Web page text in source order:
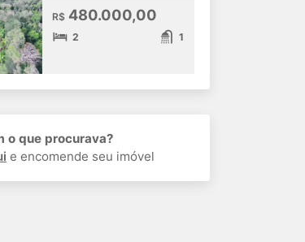
R$480.000,00
2 1
o que procurava?
e encomende seu imóvel